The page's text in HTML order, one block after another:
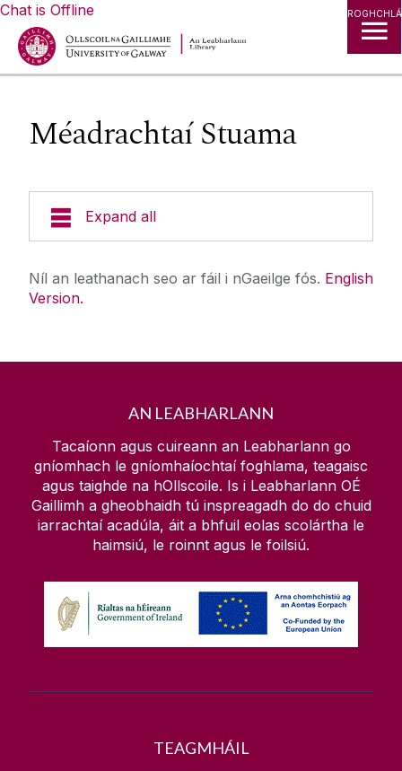
Chat is Offline
Méadrachtaí Stuama
Expand all
Stórais Dhigiteacha
Taighde Rathúil a Éascú
Aitheantóirí
Deasc Freastail na Leabharlainne & TF
Do Shonraí Taighde a Bhainistiú
Scoláireacht Oscailte
Sonraí FAIR & Aschur Oscailte
Oideachas Oscailte
Foilsitheoireacht Oscailte
Méadrachtaí Stuama
Fótachóipeáil & Priontáil
Spásanna Staidéir
Tráchtais
Teagasc
Maidir le
Ceardlanna & Imeachtaí
Mo Chuntas Leabharlainne
Níl an leathanach seo ar fáil i nGaeilge fós. English
Version.
AN LEABHARLANN
Tacaíonn agus cuireann an Leabharlann go
gníomhach le gníomhaíochtaí foghlama, teagaisc
agus taighde na hOllscoile. Is i Leabharlann OÉ
Gaillimh a gheobhaidh tú inspreagadh do do chuid
iarrachtaí acadúla, áit a bhfuil eolas scolártha le
haimsiú, le roinnt agus le foilsiú.
TEAGMHÁIL